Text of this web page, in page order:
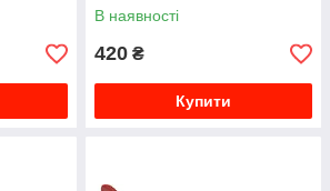
В наявності
420 ₴
Купити